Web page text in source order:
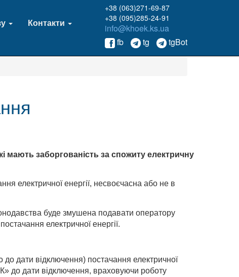
Контакти
+38 (063)271-69-87
+38 (095)285-24-91
info@khoek.ks.ua
fb
tg tgBot
заборгованість за спожиту електричну
електричної енергії, несвоєчасна або не в
буде змушена подавати оператору
електричної енергії.
дати відключення) постачання електричної
до дати відключення, враховуючи роботу